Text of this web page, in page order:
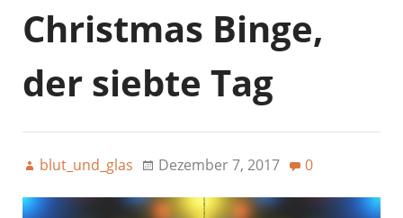
Christmas Binge,
der siebte Tag
blut_und_glas Dezember 7, 2017 0